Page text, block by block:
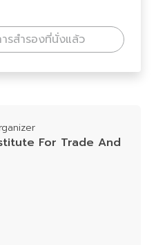
รสำรองที่นั่งแล้ว
For Trade And